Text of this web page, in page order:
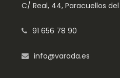
C/ Real, 44, Paracuellos
91 656 78 90
info@varada.es